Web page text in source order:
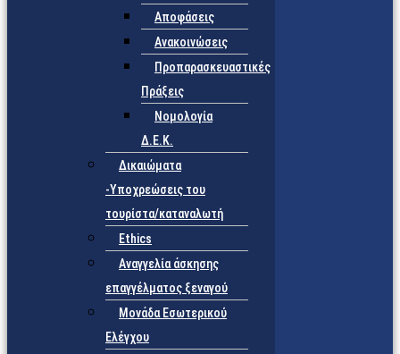
Αποφάσεις
Ανακοινώσεις
Προπαρασκευαστικές
Πράξεις
Νομολογία
Δ.Ε.Κ.
Δικαιώματα
-Υποχρεώσεις του
τουρίστα/καταναλωτή
Ethics
Αναγγελία άσκησης
επαγγέλματος ξεναγού
Μονάδα Εσωτερικού
Ελέγχου